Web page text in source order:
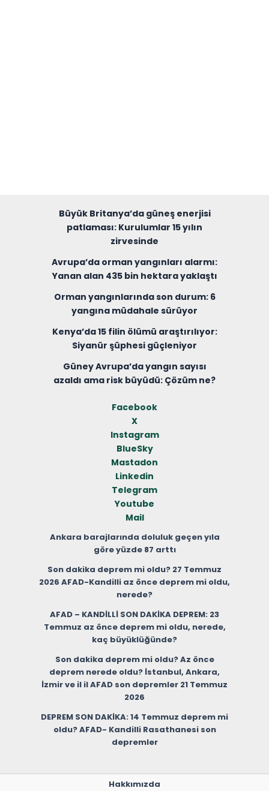
Büyük Britanya’da güneş enerjisi
patlaması: Kurulumlar 15 yılın
zirvesinde
Avrupa’da orman yangınları alarmı:
Yanan alan 435 bin hektara yaklaştı
Orman yangınlarında son durum: 6
yangına müdahale sürüyor
Kenya’da 15 filin ölümü araştırılıyor:
Siyanür şüphesi güçleniyor
Güney Avrupa’da yangın sayısı
azaldı ama risk büyüdü: Çözüm ne?
Facebook
X
Instagram
BlueSky
Mastadon
Linkedin
Telegram
Youtube
Mail
Ankara barajlarında doluluk geçen yıla
göre yüzde 87 arttı
Son dakika deprem mi oldu? 27 Temmuz
2026 AFAD-Kandilli az önce deprem mi oldu,
nerede?
AFAD – KANDİLLİ SON DAKİKA DEPREM: 23
Temmuz az önce deprem mi oldu, nerede,
kaç büyüklüğünde?
Son dakika deprem mi oldu? Az önce
deprem nerede oldu? İstanbul, Ankara,
İzmir ve il il AFAD son depremler 21 Temmuz
2026
DEPREM SON DAKİKA: 14 Temmuz deprem mi
oldu? AFAD- Kandilli Rasathanesi son
depremler
Hakkımızda